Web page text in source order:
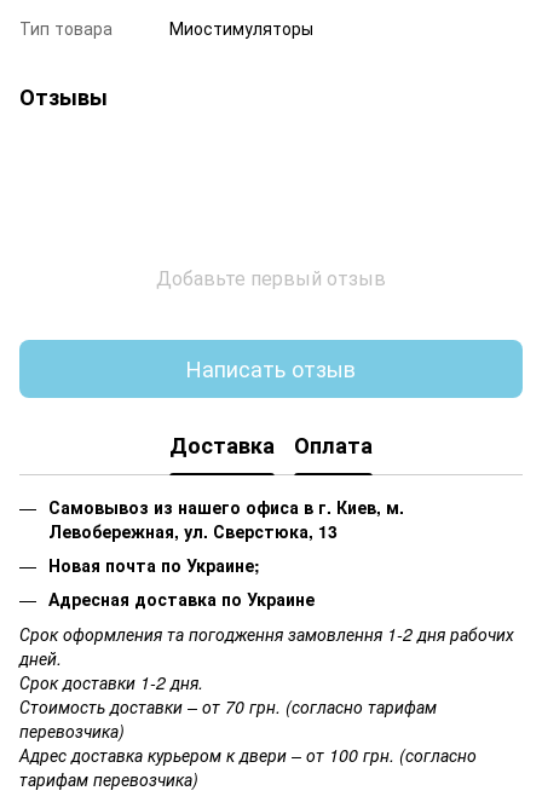
Тип товара Миостимуляторы
Отзывы
Добавьте первый отзыв
Написать отзыв
Доставка Оплата
Самовывоз из нашего офиса в г. Киев, м.
Левобережная, ул. Сверстюка, 13
Новая почта по Украине;
Адресная доставка по Украине
Срок оформления та погодження замовлення 1-2 дня рабочих
дней.
Срок доставки 1-2 дня.
Стоимость доставки – от 70 грн. (согласно тарифам
перевозчика)
Адрес доставка курьером к двери – от 100 грн. (согласно
тарифам перевозчика)